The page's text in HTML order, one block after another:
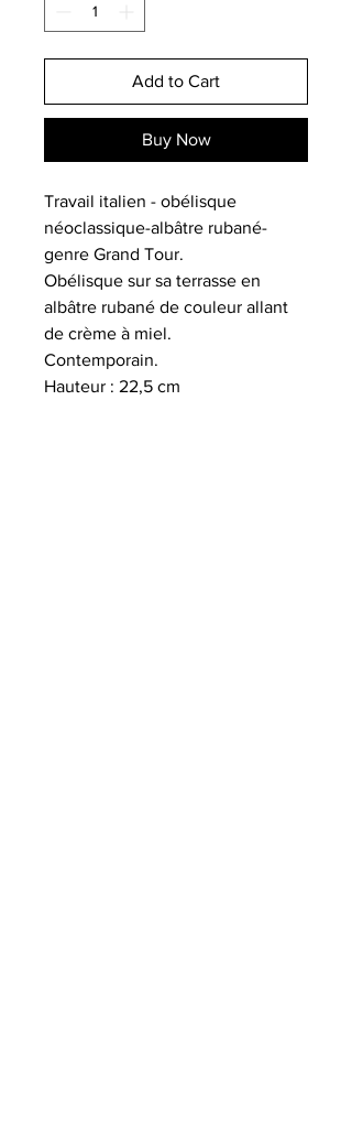
Add to Cart
Buy Now
Travail italien - obélisque
néoclassique-albâtre rubané-
genre Grand Tour.
Obélisque sur sa terrasse en
albâtre rubané de couleur allant
de crème à miel.
Contemporain.
Hauteur : 22,5 cm